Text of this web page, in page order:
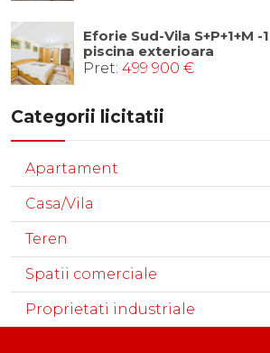
Eforie Sud-Vila S+P+1+M
piscina exterioara
Pret: 499 900 €
Categorii licitatii
Apartament
Casa/Vila
Teren
Spatii comerciale
Proprietati industriale